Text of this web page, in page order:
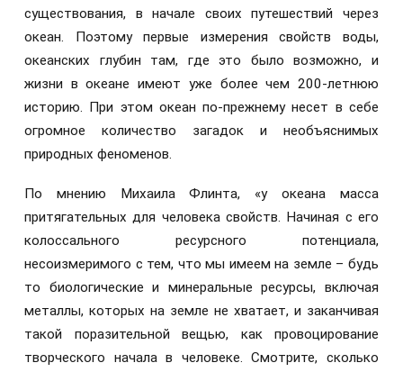
существования, в начале своих путешествий через
океан. Поэтому первые измерения свойств воды,
океанских глубин там, где это было возможно, и
жизни в океане имеют уже более чем 200-летнюю
историю. При этом океан по-прежнему несет в себе
огромное количество загадок и необъяснимых
природных феноменов.
По мнению Михаила Флинта, «у океана масса
притягательных для человека свойств. Начиная с его
колоссального ресурсного потенциала,
несоизмеримого с тем, что мы имеем на земле – будь
то биологические и минеральные ресурсы, включая
металлы, которых на земле не хватает, и заканчивая
такой поразительной вещью, как провоцирование
творческого начала в человеке. Смотрите, сколько